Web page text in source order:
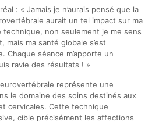
: « Jamais je n’aurais pensé que la
aurait un tel impact sur ma
technique, non seulement je me sens
mais ma santé globale s’est
Chaque séance m’apporte un
ravie des résultats ! »
représente une
le domaine des soins destinés aux
cervicales. Cette technique
cible précisément les affections